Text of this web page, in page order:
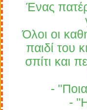
Ένας
Όλοι οι
παιδί του
σπίτι και
-
-